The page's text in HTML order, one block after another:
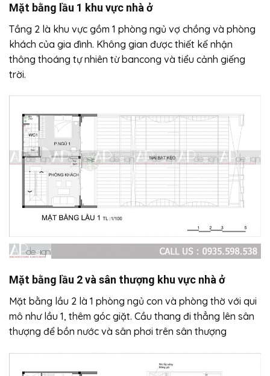
Mặt bằng lầu 1 khu vực nhà ở
Tầng 2 là khu vực gồm 1 phòng ngủ vợ chồng và phòng
khách của gia đình. Không gian được thiết kế nhận
thông thoáng tự nhiên từ bancong và tiểu cảnh giếng
trời.
Mặt bằng lầu 2 và sân thượng khu vực nhà ở
Mặt bằng lầu 2 là 1 phòng ngủ con và phòng thờ với qui
mô như lầu 1, thêm góc giặt. Cầu thang đi thẳng lên sân
thượng để bồn nước và sân phơi trên sân thượng